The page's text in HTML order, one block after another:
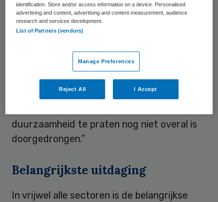
Thornton commissarissen
benchmarkonderzoek
zagen we al dat duurzaamheid bij de
zorgsector, in tegenstelling tot bijna alle
andere sectoren, niet jaarlijks op de agenda
van de raad van commissarissen (rvc)
stond. Het lijkt erop dat in drie jaar de
duurzaamheid te praten nog niet overal is
doorgedrongen.”
Belangrijkste uitdaging
In vrijwel alle sectoren is de belangrijkse
identification. Store and/or access information on a device. Personalised
advertising and content, advertising and content measurement, audience
research and services development.
List of Partners (vendors)
Manage Preferences
Reject All I Accept